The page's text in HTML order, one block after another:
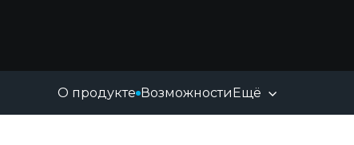
О продукте ВозможностиЕщё